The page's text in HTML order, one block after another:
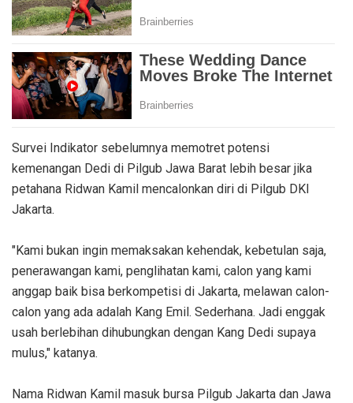
Survei Indikator sebelumnya memotret potensi
kemenangan Dedi di Pilgub Jawa Barat lebih besar jika
petahana Ridwan Kamil mencalonkan diri di Pilgub DKI
Jakarta.
"Kami bukan ingin memaksakan kehendak, kebetulan saja,
penerawangan kami, penglihatan kami, calon yang kami
anggap baik bisa berkompetisi di Jakarta, melawan calon-
calon yang ada adalah Kang Emil. Sederhana. Jadi enggak
usah berlebihan dihubungkan dengan Kang Dedi supaya
mulus," katanya.
Nama Ridwan Kamil masuk bursa Pilgub Jakarta dan Jawa